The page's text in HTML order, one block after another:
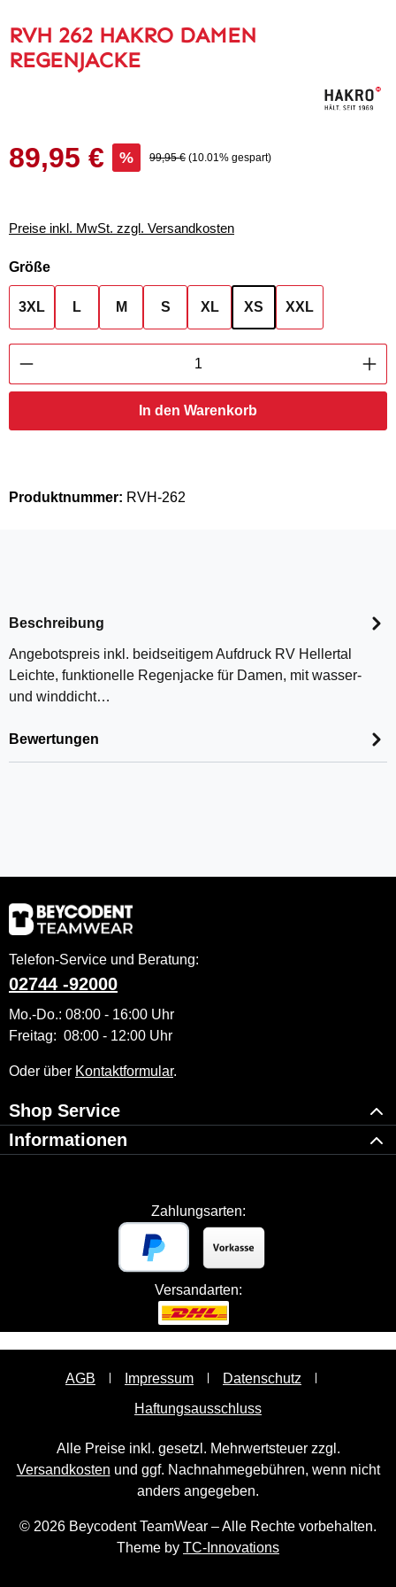
RVH 262 HAKRO DAMEN
REGENJACKE
Verkaufspreis:
89,95 € % Regulärer Preis:
99,95 € (10.01% gespart)
Preise inkl. MwSt. zzgl. Versandkosten
Größeauswählen
3XL L M S XL XS XXL
Produkt Anzahl: Gib den gewünschten
In den Warenkorb
Produktnummer: RVH-262
Beschreibung
Angebotspreis inkl. beidseitigem Aufdruck RV Hellertal
Leichte, funktionelle Regenjacke für Damen, mit wasser-
und winddicht…
Bewertungen
Telefon-Service und Beratung:
02744 -92000
Mo.-Do.: 08:00 - 16:00 Uhr
Freitag: 08:00 - 12:00 Uhr
Oder über Kontaktformular.
Shop Service
Informationen
Zahlungsarten:
Versandarten:
AGB Impressum
Datenschutz
Haftungsausschluss
Alle Preise inkl. gesetzl. Mehrwertsteuer zzgl.
Versandkosten und ggf. Nachnahmegebühren, wenn nicht
anders angegeben.
© 2026 Beycodent TeamWear – Alle Rechte vorbehalten.
Theme by TC-Innovations